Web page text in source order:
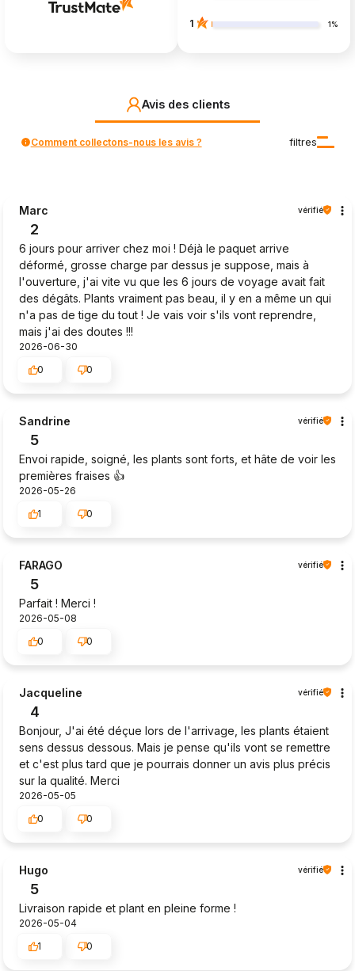
1 1%
Avis des clients
filtres
Comment collectons-nous les avis ?
Marc vérifié
2
6 jours pour arriver chez moi ! Déjà le paquet arrive
déformé, grosse charge par dessus je suppose, mais à
l'ouverture, j'ai vite vu que les 6 jours de voyage avait fait
des dégâts. Plants vraiment pas beau, il y en a même un qui
n'a pas de tige du tout ! Je vais voir s'ils vont reprendre,
mais j'ai des doutes !!!
2026-06-30
0
0
Sandrine vérifié
5
Envoi rapide, soigné, les plants sont forts, et hâte de voir les
premières fraises 👍️
2026-05-26
1
0
FARAGO vérifié
5
Parfait ! Merci !
2026-05-08
0
0
Jacqueline vérifié
4
Bonjour, J'ai été déçue lors de l'arrivage, les plants étaient
sens dessus dessous. Mais je pense qu'ils vont se remettre
et c'est plus tard que je pourrais donner un avis plus précis
sur la qualité. Merci
2026-05-05
0
0
Hugo vérifié
5
Livraison rapide et plant en pleine forme !
2026-05-04
1
0